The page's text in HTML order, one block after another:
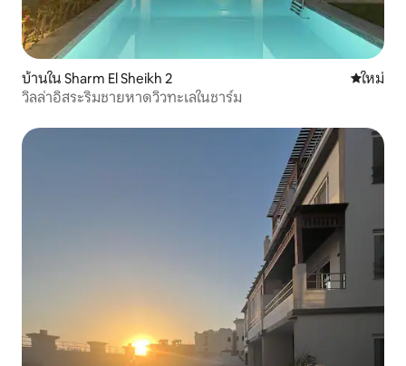
บ้านใน Sharm El Sheikh 2 ที่พักใหม่
ใหม่
วิลล่าอิสระริมชายหาดวิวทะเลในชาร์ม